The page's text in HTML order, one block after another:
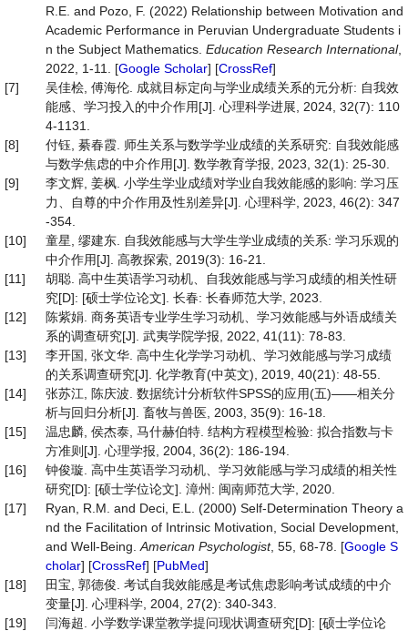
R.E. and Pozo, F. (2022) Relationship between Motivation and
Academic Performance in Peruvian Undergraduate Students i
n the Subject Mathematics. Education Research International,
2022, 1-11. [Google Scholar] [CrossRef]
[7]
吴佳桧, 傅海伦. 成就目标定向与学业成绩关系的元分析: 自我效
能感、学习投入的中介作用[J]. 心理科学进展, 2024, 32(7): 110
4-1131.
[8]
付钰, 綦春霞. 师生关系与数学学业成绩的关系研究: 自我效能感
与数学焦虑的中介作用[J]. 数学教育学报, 2023, 32(1): 25-30.
[9]
李文辉, 姜枫. 小学生学业成绩对学业自我效能感的影响: 学习压
力、自尊的中介作用及性别差异[J]. 心理科学, 2023, 46(2): 347
-354.
[10]
童星, 缪建东. 自我效能感与大学生学业成绩的关系: 学习乐观的
中介作用[J]. 高教探索, 2019(3): 16-21.
[11]
胡聪. 高中生英语学习动机、自我效能感与学习成绩的相关性研
究[D]: [硕士学位论文]. 长春: 长春师范大学, 2023.
[12]
陈紫娟. 商务英语专业学生学习动机、学习效能感与外语成绩关
系的调查研究[J]. 武夷学院学报, 2022, 41(11): 78-83.
[13]
李开国, 张文华. 高中生化学学习动机、学习效能感与学习成绩
的关系调查研究[J]. 化学教育(中英文), 2019, 40(21): 48-55.
[14]
张苏江, 陈庆波. 数据统计分析软件SPSS的应用(五)——相关分
析与回归分析[J]. 畜牧与兽医, 2003, 35(9): 16-18.
[15]
温忠麟, 侯杰泰, 马什赫伯特. 结构方程模型检验: 拟合指数与卡
方准则[J]. 心理学报, 2004, 36(2): 186-194.
[16]
钟俊璇. 高中生英语学习动机、学习效能感与学习成绩的相关性
研究[D]: [硕士学位论文]. 漳州: 闽南师范大学, 2020.
[17]
Ryan, R.M. and Deci, E.L. (2000) Self-Determination Theory a
nd the Facilitation of Intrinsic Motivation, Social Development,
and Well-Being. American Psychologist, 55, 68-78. [Google S
cholar] [CrossRef] [PubMed]
[18]
田宝, 郭德俊. 考试自我效能感是考试焦虑影响考试成绩的中介
变量[J]. 心理科学, 2004, 27(2): 340-343.
[19]
闫海超. 小学数学课堂教学提问现状调查研究[D]: [硕士学位论